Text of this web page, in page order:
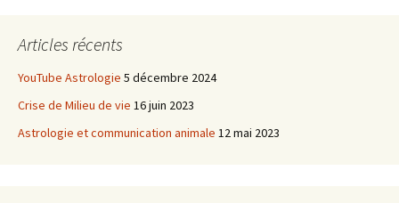
Articles récents
YouTube Astrologie 5 décembre 2024
Crise de Milieu de vie 16 juin 2023
Astrologie et communication animale 12 mai 2023